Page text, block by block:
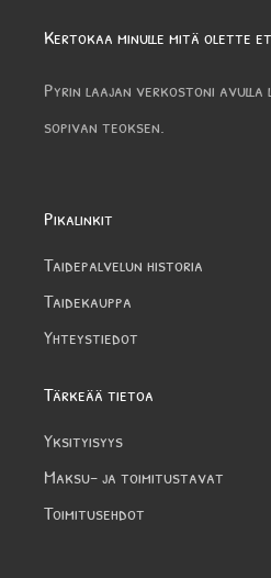
Kertokaa minulle mitä olette
Pyrin laajan verkostoni avulla
sopivan teoksen.
Pikalinkit
Taidepalvelun historia
Taidekauppa
Yhteystiedot
Tärkeää tietoa
Yksityisyys
Maksu- ja toimitustavat
Toimitusehdot